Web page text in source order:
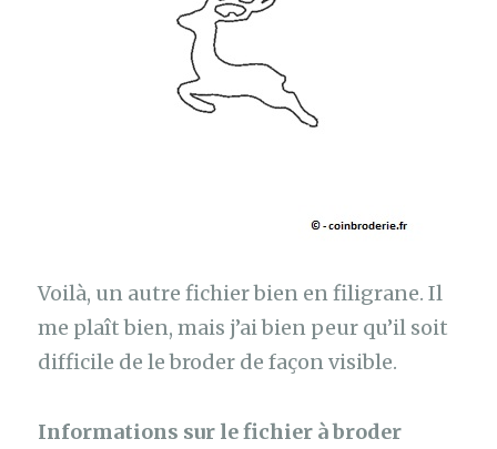
Voilà, un autre fichier bien en filigrane. Il
me plaît bien, mais j’ai bien peur qu’il soit
difficile de le broder de façon visible.
Informations sur le fichier à broder